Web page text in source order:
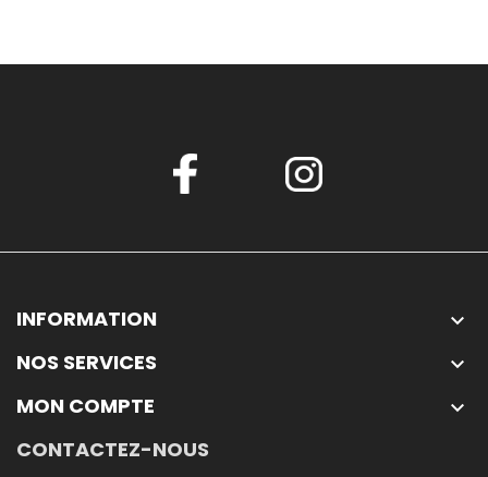
INFORMATION 
NOS SERVICES 
MON COMPTE 
CONTACTEZ-NOUS